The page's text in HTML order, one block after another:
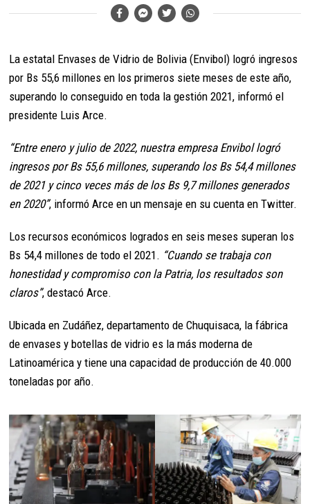
La estatal Envases de Vidrio de Bolivia (Envibol) logró ingresos
por Bs 55,6 millones en los primeros siete meses de este año,
superando lo conseguido en toda la gestión 2021, informó el
presidente Luis Arce.
“Entre enero y julio de 2022, nuestra empresa Envibol logró
ingresos por Bs 55,6 millones, superando los Bs 54,4 millones
de 2021 y cinco veces más de los Bs 9,7 millones generados
en 2020”, informó Arce en un mensaje en su cuenta en Twitter.
Los recursos económicos logrados en seis meses superan los
Bs 54,4 millones de todo el 2021. “Cuando se trabaja con
honestidad y compromiso con la Patria, los resultados son
claros”, destacó Arce.
Ubicada en Zudáñez, departamento de Chuquisaca, la fábrica
de envases y botellas de vidrio es la más moderna de
Latinoamérica y tiene una capacidad de producción de 40.000
toneladas por año.